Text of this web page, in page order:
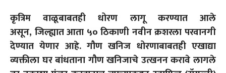
कृत्रिम वाळूबाबतही धोरण लागू करण्यात आले
असून, जिल्ह्यात आता ५० ठिकाणी नवीन क्रशरला परवानगी
देण्यात येणार आहे. गौण खनिज धोरणाबाबतही एखाद्या
व्यक्तीला घर बांधताना गौण खनिजाचे उत्खनन करावे लागले